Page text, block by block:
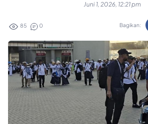
Juni 1, 2026, 12:21 pm
85 0 Bagikan: